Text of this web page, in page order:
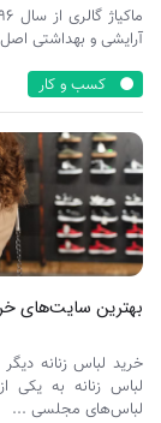
آرایشی و بهداشتی
کسب و کار
بهترین سایت‌های
خرید لباس زنانه
لباس زنانه به یکی
لباس‌های مجلسی ...